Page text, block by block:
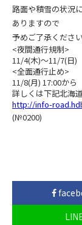
路面や積雪の状況
ありますので
予めご了承ください
<夜間通行規制>
11/4(木)～11/7(日
<全面通行止め>
11/8(月) 17:00から
詳しくは下記北海
http://info-
(№0200)